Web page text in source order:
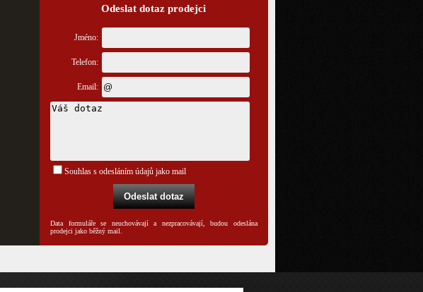
Odeslat dotaz prodejci
Jméno:
Telefon:
Email:
Souhlas s odesláním údajů jako mail
Data formuláře se neuchovávají a nezpracovávají, budou odeslána
prodejci jako běžný mail.